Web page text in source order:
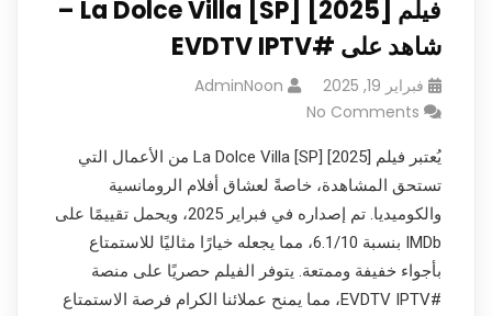
فيلم La Dolce Villa [SP] [2025] –
شاهد على #EVDTV IPTV
فبراير 19, 2025
AdminNoon
No Comments
يُعتبر فيلم La Dolce Villa [SP] [2025] من الأعمال التي
تستحق المشاهدة، خاصةً لعشاق أفلام الرومانسية
والكوميديا. تم إصداره في فبراير 2025، ويحمل تقييمًا على
IMDb بنسبة 6.1/10، مما يجعله خيارًا مثاليًا للاستمتاع
بأجواء خفيفة وممتعة. يتوفر الفيلم حصريًا على منصة
#EVDTV IPTV، مما يمنح عملائنا الكرام فرصة الاستمتاع